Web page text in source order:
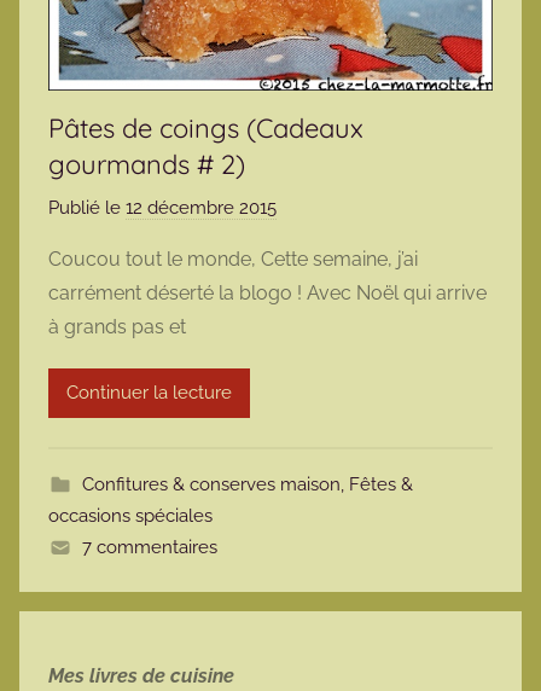
Pâtes de coings (Cadeaux
gourmands # 2)
Publié le 12 décembre 2015
r
m
t
Coucou tout le monde, Cette semaine, j’ai
carrément déserté la blogo ! Avec Noël qui arrive
à grands pas et
Continuer la lecture
Confitures & conserves maison, Fêtes &
occasions spéciales
7 commentaires
Mes livres de cuisine